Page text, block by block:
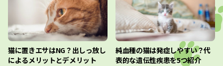
猫に置きエサはNG？出しっ放し
によるメリットとデメリット
純血種の猫は発症しやすい？代
表的な遺伝性疾患を5つ紹介